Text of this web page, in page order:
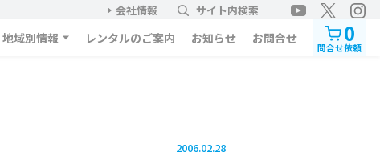
会社情報 サイト内検索
地域別情報 レンタルのご案内 お知らせ お問合せ 0
問合せ依頼
2006.02.28